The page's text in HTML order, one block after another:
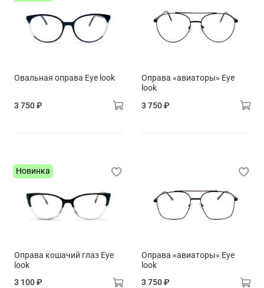
Овальная оправа Eye look
3 750 ₽
Оправа «авиаторы» Eye
look
3 750 ₽
Новинка
Оправа кошачий глаз Eye
look
3 100 ₽
Оправа «авиаторы» Eye
look
3 750 ₽